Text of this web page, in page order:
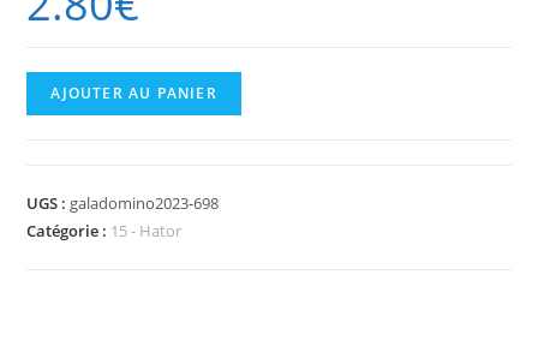
quantité
de
AJOUTER AU PANIER
UGS : galadomino2023-698
Catégorie : 15 - Hator